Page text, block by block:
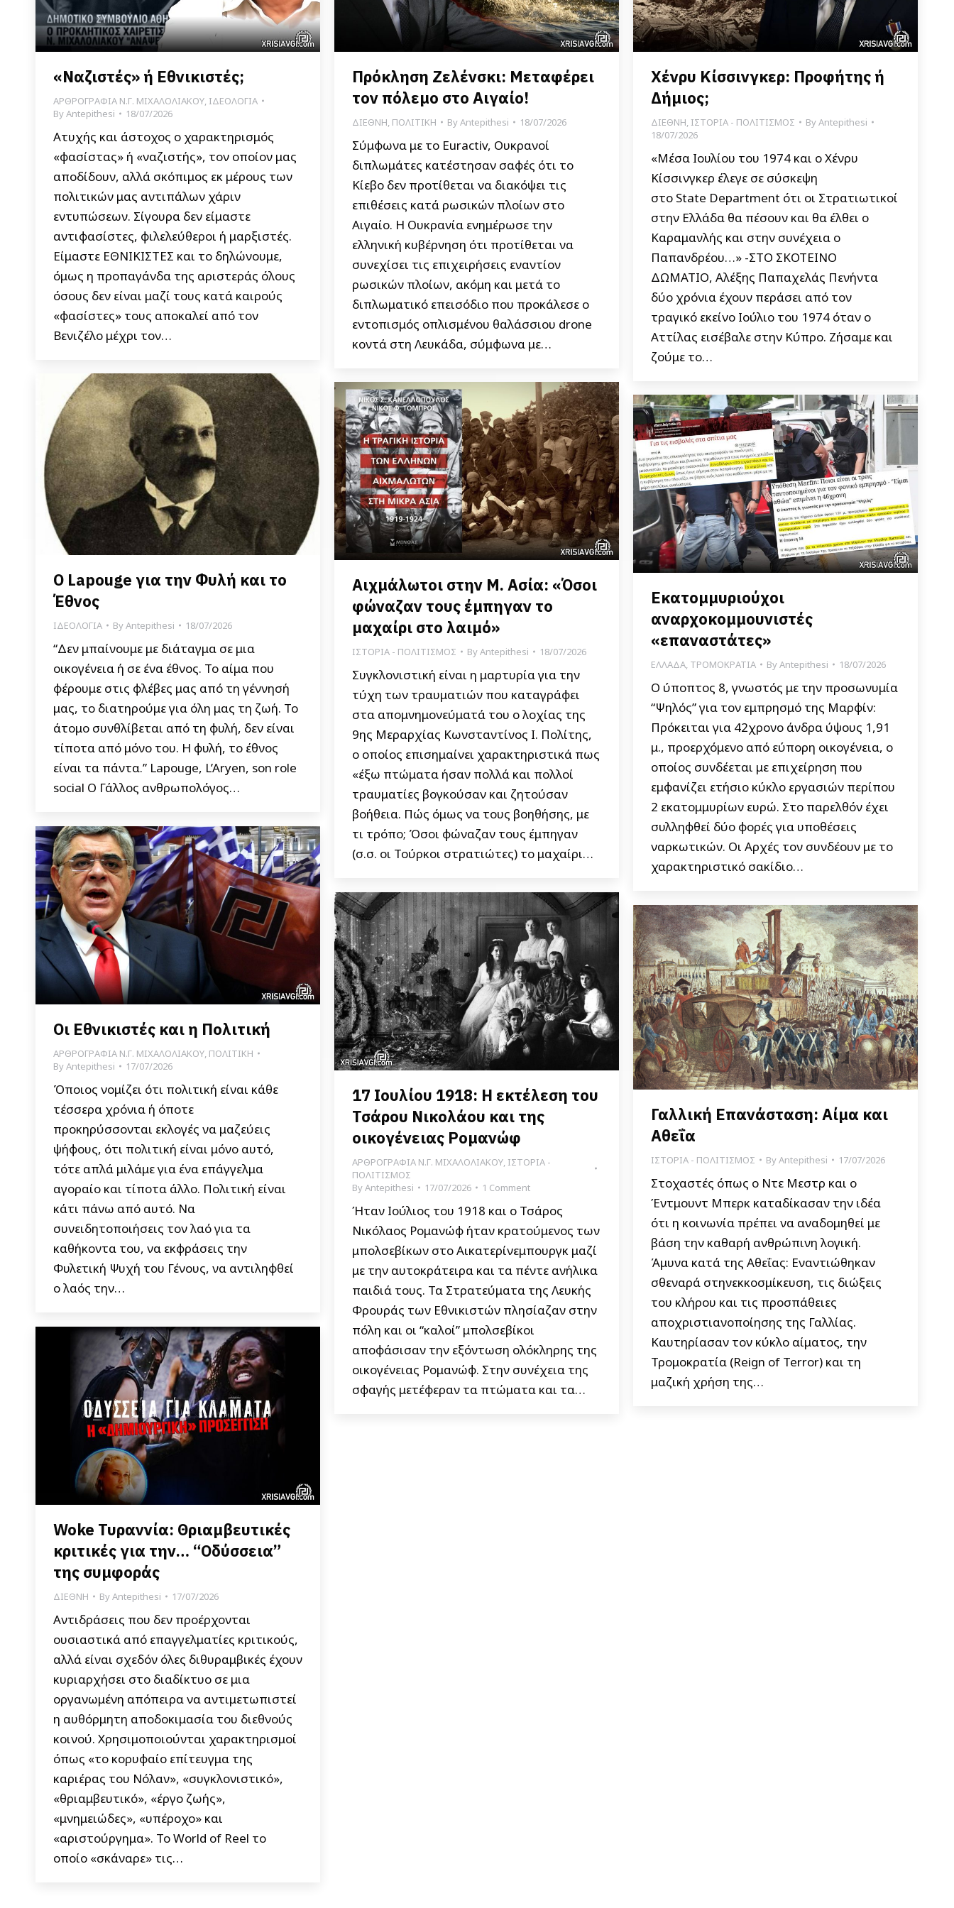
«Ναζιστές» ή Εθνικιστές;
ΑΡΘΡΟΓΡΑΦΙΑ Ν.Γ. ΜΙΧΑΛΟΛΙΑΚΟΥ, ΙΔΕΟΛΟΓΙΑ
ByAntepithesi 18/07/2026
Ατυχής και άστοχος ο χαρακτηρισμός
«φασίστας» ή «ναζιστής», τον οποίον μας
αποδίδουν, αλλά σκόπιμος εκ μέρους των
πολιτικών μας αντιπάλων χάριν
εντυπώσεων. Σίγουρα δεν είμαστε
αντιφασίστες, φιλελεύθεροι ή μαρξιστές.
Είμαστε ΕΘΝΙΚΙΣΤΕΣ και το δηλώνουμε,
όμως η προπαγάνδα της αριστεράς όλους
όσους δεν είναι μαζί τους κατά καιρούς
«φασίστες» τους αποκαλεί από τον
Βενιζέλο μέχρι τον…
Πρόκληση Ζελένσκι: Μεταφέρει
τον πόλεμο στο Αιγαίο!
ΔΙΕΘΝΗ, ΠΟΛΙΤΙΚΗ ByAntepithesi 18/07/2026
Σύμφωνα με το Euractiv, Ουκρανοί
διπλωμάτες κατέστησαν σαφές ότι το
Κίεβο δεν προτίθεται να διακόψει τις
επιθέσεις κατά ρωσικών πλοίων στο
Αιγαίο. Η Ουκρανία ενημέρωσε την
ελληνική κυβέρνηση ότι προτίθεται να
συνεχίσει τις επιχειρήσεις εναντίον
ρωσικών πλοίων, ακόμη και μετά το
διπλωματικό επεισόδιο που προκάλεσε ο
εντοπισμός οπλισμένου θαλάσσιου drone
κοντά στη Λευκάδα, σύμφωνα με…
Χένρυ Κίσσινγκερ: Προφήτης ή
Δήμιος;
ΔΙΕΘΝΗ, ΙΣΤΟΡΙΑ - ΠΟΛΙΤΙΣΜΟΣ ByAntepithesi
18/07/2026
«Μέσα Ιουλίου του 1974 και ο Χένρυ
Κίσσινγκερ έλεγε σε σύσκεψη
στο State Department ότι οι Στρατιωτικοί
στην Ελλάδα θα πέσουν και θα έλθει ο
Καραμανλής και στην συνέχεια ο
Παπανδρέου…» -ΣΤΟ ΣΚΟΤΕΙΝΟ
ΔΩΜΑΤΙΟ, Αλέξης Παπαχελάς Πενήντα
δύο χρόνια έχουν περάσει από τον
τραγικό εκείνο Ιούλιο του 1974 όταν ο
Αττίλας εισέβαλε στην Κύπρο. Ζήσαμε και
ζούμε το…
Ο Lapouge για την Φυλή και το
Έθνος
ΙΔΕΟΛΟΓΙΑ ByAntepithesi 18/07/2026
“Δεν μπαίνουμε με διάταγμα σε μια
οικογένεια ή σε ένα έθνος. Το αίμα που
φέρουμε στις φλέβες μας από τη γέννησή
μας, το διατηρούμε για όλη μας τη ζωή. Το
άτομο συνθλίβεται από τη φυλή, δεν είναι
τίποτα από μόνο του. Η φυλή, το έθνος
είναι τα πάντα.” Lapouge, L’Aryen, son role
social Ο Γάλλος ανθρωπολόγος…
Αιχμάλωτοι στην Μ. Ασία: «Όσοι
φώναζαν τους έμπηγαν το
μαχαίρι στο λαιμό»
ΙΣΤΟΡΙΑ - ΠΟΛΙΤΙΣΜΟΣ ByAntepithesi 18/07/2026
Συγκλονιστική είναι η μαρτυρία για την
τύχη των τραυματιών που καταγράφει
στα απομνημονεύματά του ο λοχίας της
9ης Μεραρχίας Κωνσταντίνος Ι. Πολίτης,
ο οποίος επισημαίνει χαρακτηριστικά πως
«έξω πτώματα ήσαν πολλά και πολλοί
τραυματίες βογκούσαν και ζητούσαν
βοήθεια. Πώς όμως να τους βοηθήσης, με
τι τρόπο; Όσοι φώναζαν τους έμπηγαν
(σ.σ. οι Τούρκοι στρατιώτες) το μαχαίρι…
Εκατομμυριούχοι
αναρχοκομμουνιστές
«επαναστάτες»
ΕΛΛΑΔΑ, ΤΡΟΜΟΚΡΑΤΙΑ ByAntepithesi 18/07/2026
Ο ύποπτος 8, γνωστός με την προσωνυμία
“Ψηλός” για τον εμπρησμό της Μαρφίν:
Πρόκειται για 42χρονο άνδρα ύψους 1,91
μ., προερχόμενο από εύπορη οικογένεια, ο
οποίος συνδέεται με επιχείρηση που
εμφανίζει ετήσιο κύκλο εργασιών περίπου
2 εκατομμυρίων ευρώ. Στο παρελθόν έχει
συλληφθεί δύο φορές για υποθέσεις
ναρκωτικών. Οι Αρχές τον συνδέουν με το
χαρακτηριστικό σακίδιο…
Οι Εθνικιστές και η Πολιτική
ΑΡΘΡΟΓΡΑΦΙΑ Ν.Γ. ΜΙΧΑΛΟΛΙΑΚΟΥ, ΠΟΛΙΤΙΚΗ
ByAntepithesi 17/07/2026
Όποιος νομίζει ότι πολιτική είναι κάθε
τέσσερα χρόνια ή όποτε
προκηρύσσονται εκλογές να μαζεύεις
ψήφους, ότι πολιτική είναι μόνο αυτό,
τότε απλά μιλάμε για ένα επάγγελμα
αγοραίο και τίποτα άλλο. Πολιτική είναι
κάτι πάνω από αυτό. Να
συνειδητοποιήσεις τον λαό για τα
καθήκοντα του, να εκφράσεις την
Φυλετική Ψυχή του Γένους, να αντιληφθεί
ο λαός την…
17 Ιουλίου 1918: Η εκτέλεση του
Τσάρου Νικολάου και της
οικογένειας Ρομανώφ
ΑΡΘΡΟΓΡΑΦΙΑ Ν.Γ. ΜΙΧΑΛΟΛΙΑΚΟΥ, ΙΣΤΟΡΙΑ -
ΠΟΛΙΤΙΣΜΟΣ
ByAntepithesi 17/07/2026 1 Comment
Ήταν Ιούλιος του 1918 και ο Τσάρος
Νικόλαος Ρομανώφ ήταν κρατούμενος των
μπολσεβίκων στο Αικατερίνεμπουργκ μαζί
με την αυτοκράτειρα και τα πέντε ανήλικα
παιδιά τους. Τα Στρατεύματα της Λευκής
Φρουράς των Εθνικιστών πλησίαζαν στην
πόλη και οι “καλοί” μπολσεβίκοι
αποφάσισαν την εξόντωση ολόκληρης της
οικογένειας Ρομανώφ. Στην συνέχεια της
σφαγής μετέφεραν τα πτώματα και τα…
Γαλλική Επανάσταση: Αίμα και
Αθεΐα
ΙΣΤΟΡΙΑ - ΠΟΛΙΤΙΣΜΟΣ ByAntepithesi 17/07/2026
Στοχαστές όπως ο Ντε Μεστρ και ο
Έντμουντ Μπερκ καταδίκασαν την ιδέα
ότι η κοινωνία πρέπει να αναδομηθεί με
βάση την καθαρή ανθρώπινη λογική.
Άμυνα κατά της Αθεΐας: Εναντιώθηκαν
σθεναρά στηνεκκοσμίκευση, τις διώξεις
του κλήρου και τις προσπάθειες
αποχριστιανοποίησης της Γαλλίας.
Καυτηρίασαν τον κύκλο αίματος, την
Τρομοκρατία (Reign of Terror) και τη
μαζική χρήση της…
Woke Τυραννία: Θριαμβευτικές
κριτικές για την… “Οδύσσεια”
της συμφοράς
ΔΙΕΘΝΗ ByAntepithesi 17/07/2026
Αντιδράσεις που δεν προέρχονται
ουσιαστικά από επαγγελματίες κριτικούς,
αλλά είναι σχεδόν όλες διθυραμβικές έχουν
κυριαρχήσει στο διαδίκτυο σε μια
οργανωμένη απόπειρα να αντιμετωπιστεί
η αυθόρμητη αποδοκιμασία του διεθνούς
κοινού. Χρησιμοποιούνται χαρακτηρισμοί
όπως «το κορυφαίο επίτευγμα της
καριέρας του Νόλαν», «συγκλονιστικό»,
«θριαμβευτικό», «έργο ζωής»,
«μνημειώδες», «υπέροχο» και
«αριστούργημα». Το World of Reel το
οποίο «σκάναρε» τις…